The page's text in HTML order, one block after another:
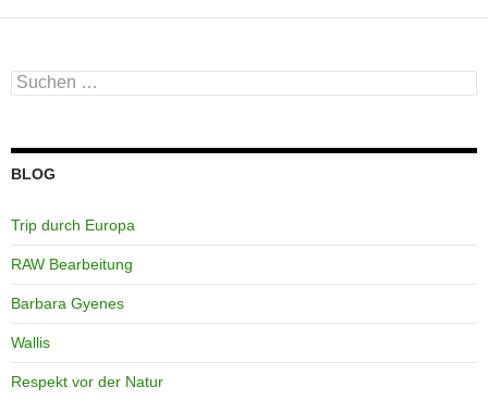
Suchen
nach:
BLOG
Trip durch Europa
RAW Bearbeitung
Barbara Gyenes
Wallis
Respekt vor der Natur